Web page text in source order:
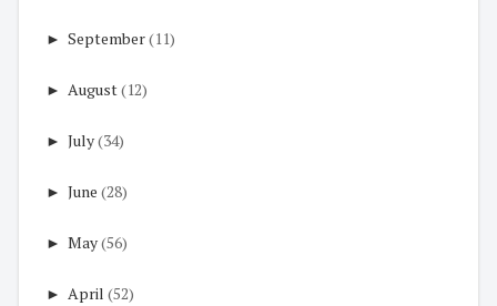
► September(11)
► August(12)
► July(34)
► June (28)
► May(56)
► April (52)